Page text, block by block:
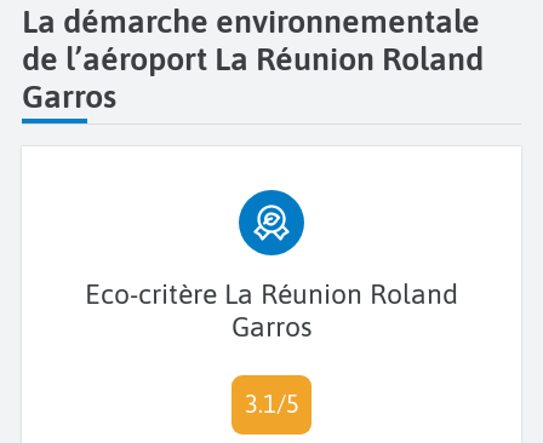
La démarche environnementale
de l’aéroport La Réunion Roland
Garros
Eco-critère La Réunion Roland
Garros
3.1/5